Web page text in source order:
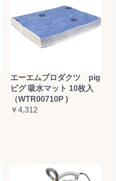
エーエムプロダクツ pig
ピグ 吸水マット 10枚入
（WTR00710P )
￥4,312